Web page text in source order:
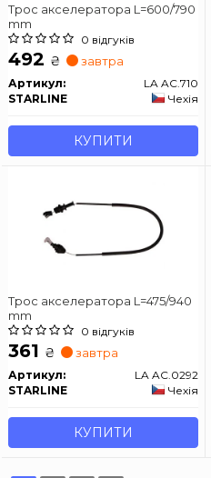
Трос акселератора L=600/790
mm
0 відгуків
492 ₴ завтра
Артикул:
LA AC.710
STARLINE
Чехія
КУПИТИ
Трос акселератора L=475/940
mm
0 відгуків
361 ₴ завтра
Артикул:
LA AC.0292
STARLINE
Чехія
КУПИТИ